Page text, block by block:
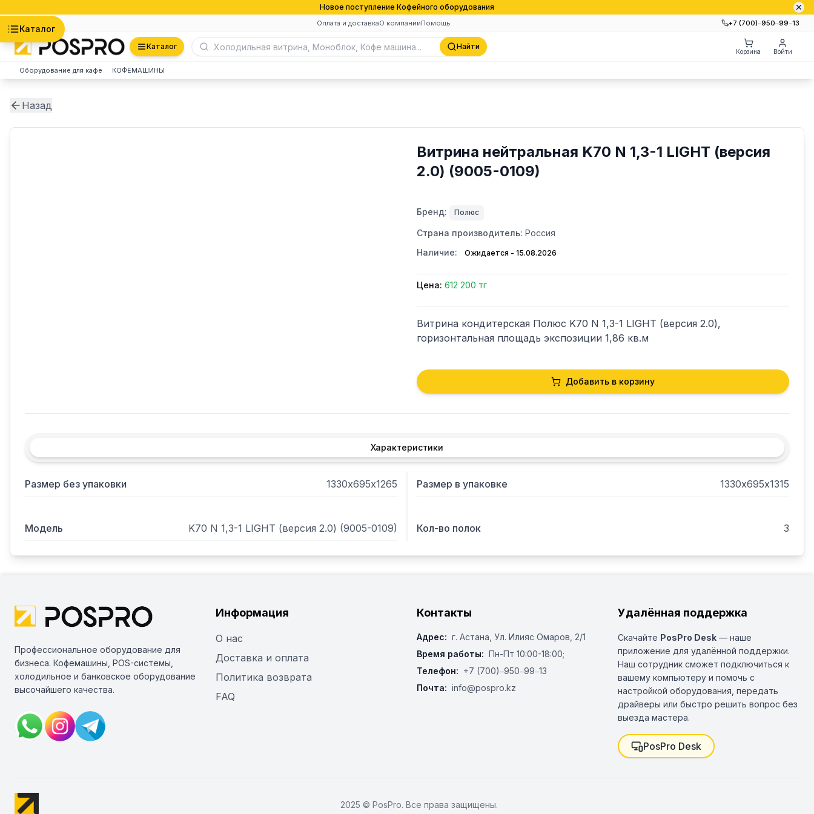
Новое поступление Кофейного оборудования
Оплата и доставкаО компанииПомощь +7 (700)‒950‒99‒13
Каталог
Каталог Найти
Корзина Войти
Оборудование для кафе КОФЕМАШИНЫ
Назад
Витрина нейтральная K70 N 1,3-1 LIGHT (версия
2.0) (9005-0109)
Бренд: Полюс
Страна производитель: Россия
Наличие:
Ожидается - 15.08.2026
Цена: 612 200 тг
Витрина кондитерская Полюс K70 N 1,3-1 LIGHT (версия 2.0),
горизонтальная площадь экспозиции 1,86 кв.м
Добавить в корзину
Характеристики
Размер без упаковки 1330х695х1265 Размер в упаковке 1330х695х1315
Модель K70 N 1,3-1 LIGHT (версия 2.0) (9005-0109) Кол-во полок 3
Профессиональное оборудование для
бизнеса. Кофемашины, POS-системы,
холодильное и банковское оборудование
высочайшего качества.
Информация
О нас
Доставка и оплата
Политика возврата
FAQ
Контакты
Адрес: г. Астана, ​Ул. Илияс Омаров, 2/1
Время работы: Пн-Пт 10:00-18:00;
Телефон: +7 (700)‒950‒99‒13
Почта: info@pospro.kz
Удалённая поддержка
Скачайте PosPro Desk — наше
приложение для удалённой поддержки.
Наш сотрудник сможет подключиться к
вашему компьютеру и помочь с
настройкой оборудования, передать
драйверы или быстро решить вопрос без
выезда мастера.
PosPro Desk
2025 © PosPro. Все права защищены.